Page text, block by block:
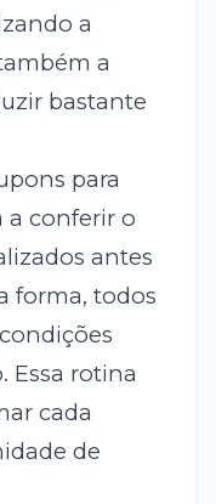
a
a
bastante
para
a conferir o
antes
forma, todos
Essa rotina
cada
de